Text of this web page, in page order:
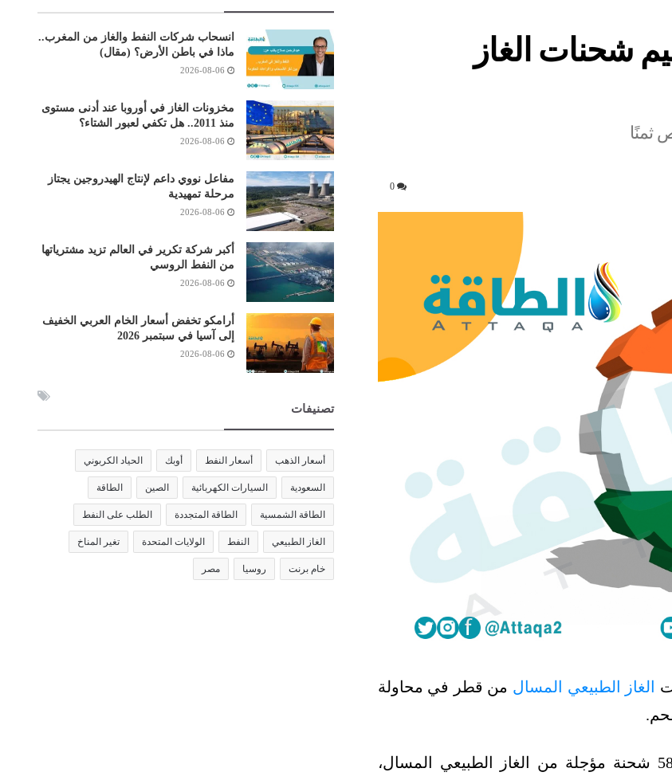
شحنات الغاز
ثمنًا
0
الغاز الطبيعي المسال من قطر في محاولة
وطالبت نيودلهي مورّدها الرئيس قطر بسرعة تسليم 58 شحنة مؤجلة من الغاز الطبيعي المسال،
انسحاب شركات النفط والغاز من المغرب..
ماذا في باطن الأرض؟ (مقال)
2026-08-06
مخزونات الغاز في أوروبا عند أدنى مستوى
منذ 2011.. هل تكفي لعبور الشتاء؟
2026-08-06
مفاعل نووي داعم لإنتاج الهيدروجين يجتاز
مرحلة تمهيدية
2026-08-06
أكبر شركة تكرير في العالم تزيد مشترياتها
من النفط الروسي
2026-08-06
أرامكو تخفض أسعار الخام العربي الخفيف
إلى آسيا في سبتمبر 2026
2026-08-06
تصنيفات
أسعار الذهب أسعار النفط أوبك الحياد الكربوني
السعودية السيارات الكهربائية الصين الطاقة
الطاقة الشمسية الطاقة المتجددة الطلب على النفط
الغاز الطبيعي النفط الولايات المتحدة تغير المناخ
خام برنت روسيا مصر